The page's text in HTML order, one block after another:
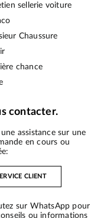
sellerie voiture
Chaussure
chance
contacter.
une assistance sur une
en cours ou
CLIENT
sur WhatsApp pour
ou informations